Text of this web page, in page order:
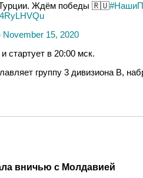
Турции. Ждём победы 🇷🇺
November 15, 2020
стартует в 20:00 мск.
группу 3 дивизиона В,
вничью с Молдавией